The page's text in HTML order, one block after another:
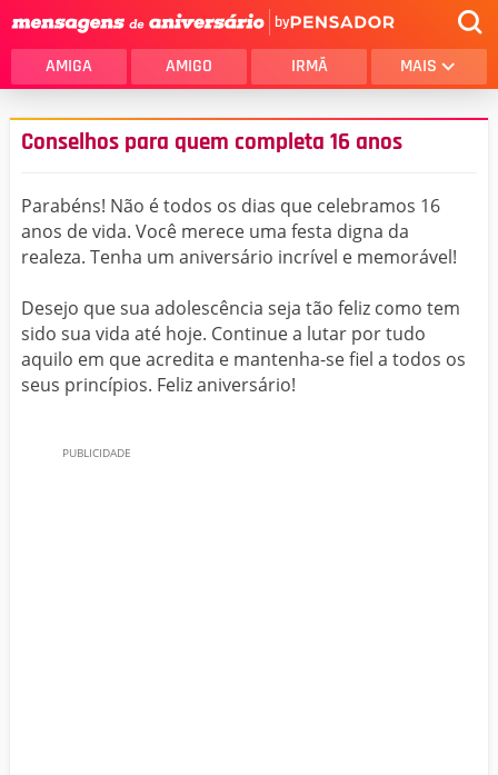
by
AMIGA AMIGO IRMÃ MAIS
Conselhos para quem completa 16 anos
Parabéns! Não é todos os dias que celebramos 16
anos de vida. Você merece uma festa digna da
realeza. Tenha um aniversário incrível e memorável!
Desejo que sua adolescência seja tão feliz como tem
sido sua vida até hoje. Continue a lutar por tudo
aquilo em que acredita e mantenha-se fiel a todos os
seus princípios. Feliz aniversário!